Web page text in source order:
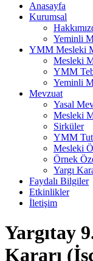
Anasayfa
Kurumsal
Yeminli
YMM Mesleki
Mesleki
YMM
Yeminli
Mevzuat
Yasal
Mesleki
Sirküler
YMM
Mesleki
Örnek
Yargı
Faydalı Bilgiler
Etkinlikler
İletişim
Yargıtay
Kararı